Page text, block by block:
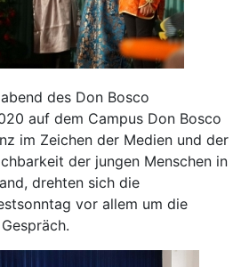
des Don Bosco
auf dem Campus Don Bosco
im Zeichen der Medien und der
der jungen Menschen in
drehten sich die
vor allem um die